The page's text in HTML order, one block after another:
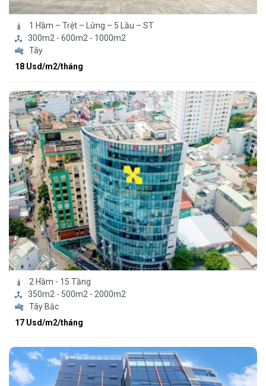
1 Hầm – Trệt – Lửng – 5 Lầu – ST
300m2 - 600m2 - 1000m2
Tây
18 Usd/m2/tháng
2 Hầm - 15 Tầng
350m2 - 500m2 - 2000m2
Tây Bắc
17 Usd/m2/tháng